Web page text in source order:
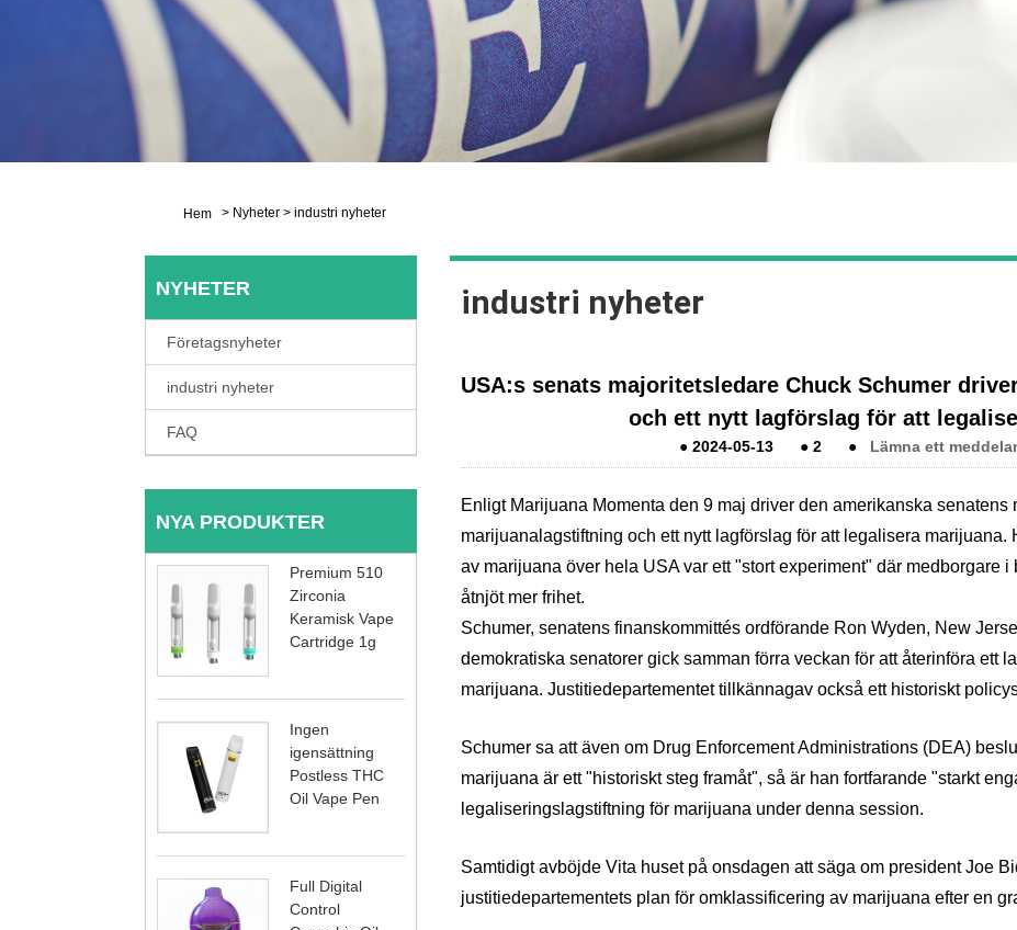
Hem > Nyheter > industri nyheter
NYHETER
Företagsnyheter
industri nyheter
FAQ
NYA PRODUKTER
Premium 510
Zirconia
Keramisk Vape
Cartridge 1g
Ingen
igensättning
Postless THC
Oil Vape Pen
Full Digital
Control
industri nyheter
USA:s senats majoritetsledare Chuck Schumer
och ett nytt lagförslag för att
● 2024-05-13 ● 2 ● Lämna ett
Enligt Marijuana Momenta den 9 maj driver den amerikanska
marijuanalagstiftning och ett nytt lagförslag för att legalisera
av marijuana över hela USA var ett "stort experiment" där medborgare
åtnjöt mer frihet.
Schumer, senatens finanskommittés ordförande Ron Wyden, New
demokratiska senatorer gick samman förra veckan för att återinföra ett
marijuana. Justitiedepartementet tillkännagav också ett historiskt
Schumer sa att även om Drug Enforcement Administrations (DEA)
marijuana är ett "historiskt steg framåt", så är han fortfarande "starkt
legaliseringslagstiftning för marijuana under denna session.
Samtidigt avböjde Vita huset på onsdagen att säga om president Joe
justitiedepartementets plan för omklassificering av marijuana efter en